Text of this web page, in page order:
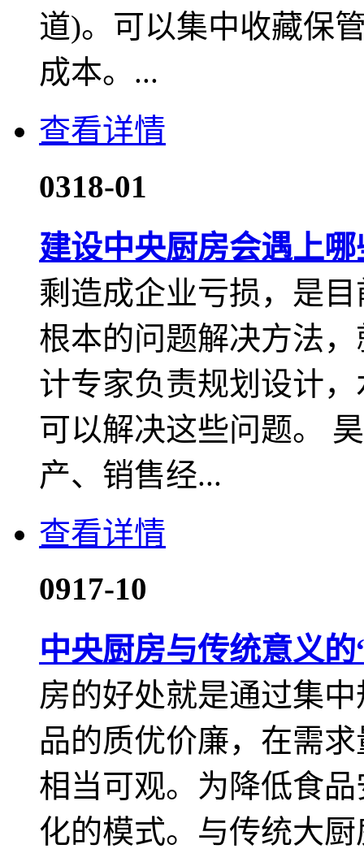
道)。可以集中收藏保
成本。...
查看详情
0318-01
建设中央厨房会遇上
剩造成企业亏损，是
根本的问题解决方法
计专家负责规划设计
可以解决这些问题。
产、销售经...
查看详情
0917-10
中央厨房与传统意义
房的好处就是通过集
品的质优价廉，在需
相当可观。为降低食
化的模式。与传统大